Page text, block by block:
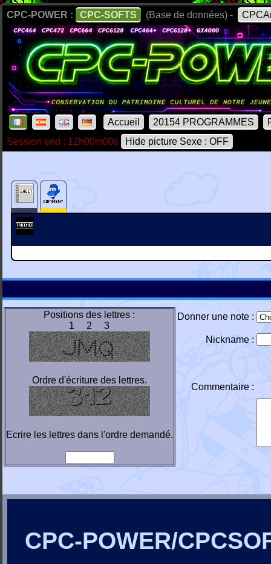
CPC-POWER : CPC-SOFTS (Base de données) -
Accueil 20154 PROGRAMMES
Session end : 12h00m00s
Hide picture Sexe : OFF
Positions des lettres :
1 2 3
Ordre d'écriture des lettres.
Ecrire les lettres dans l'ordre demandé.
Donner une note :
Nickname :
Commentaire :
CPC-POWER/